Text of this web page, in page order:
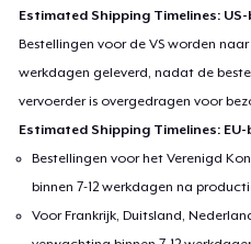
Estimated Shipping Timelines:
Bestellingen voor de VS worden
werkdagen geleverd, nadat de
vervoerder is overgedragen voor
Estimated Shipping Timelines:
Bestellingen voor het Verenigd
binnen 7-12 werkdagen na
Voor Frankrijk, Duitsland,